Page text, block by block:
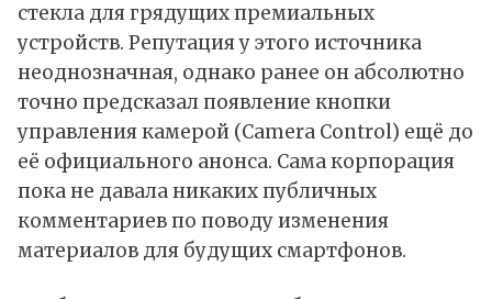
стекла для грядущих премиальных
устройств. Репутация у этого источника
неоднозначная, однако ранее он абсолютно
точно предсказал появление кнопки
управления камерой (Camera Control) ещё до
её официального анонса. Сама корпорация
пока не давала никаких публичных
комментариев по поводу изменения
материалов для будущих смартфонов.